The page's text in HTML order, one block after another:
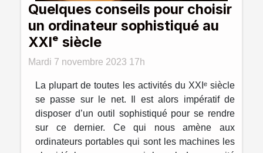
Quelques conseils pour choisir
un ordinateur sophistiqué au
XXIᵉ siècle
Mardi 7 novembre 2023 17h
La plupart de toutes les activités du XXIᵉ siècle
se passe sur le net. Il est alors impératif de
disposer d’un outil sophistiqué pour se rendre
sur ce dernier. Ce qui nous amène aux
ordinateurs portables qui sont les machines les